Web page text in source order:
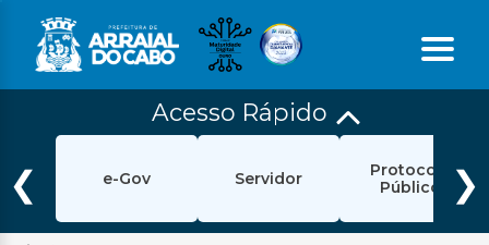
Início
Ouvidoria
Acesso Rápido
❮ e-Gov Servidor
Protocolo
Público
❯